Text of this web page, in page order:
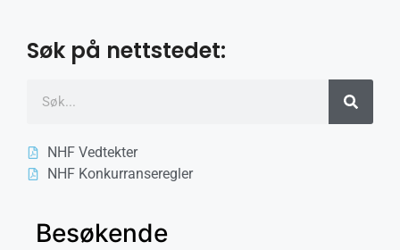
Søk på nettstedet:
NHF Vedtekter
NHF Konkurranseregler
Besøkende